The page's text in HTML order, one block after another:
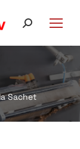
Buscar:
Sachet